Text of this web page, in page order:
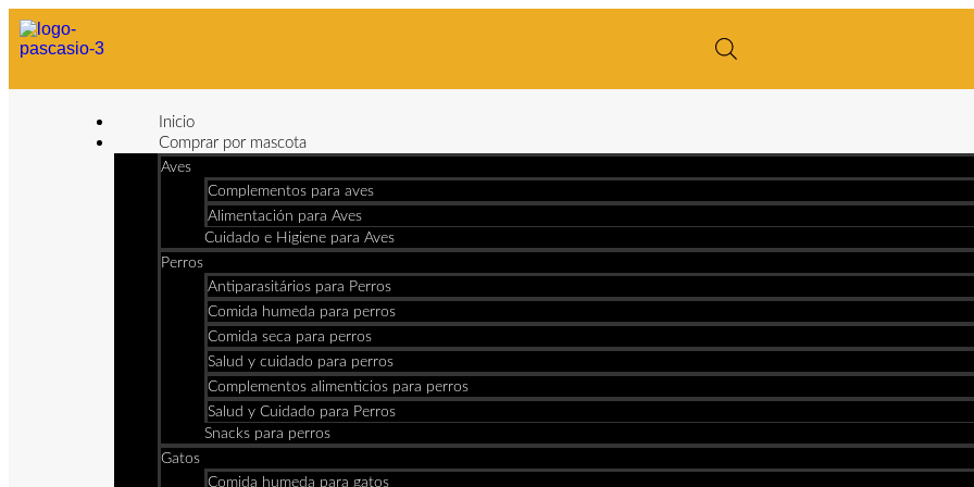
Inicio
Comprar por mascota
Aves
Complementos para aves
Alimentación para Aves
Cuidado e Higiene para Aves
Perros
Antiparasitários para Perros
Comida humeda para perros
Comida seca para perros
Salud y cuidado para perros
Complementos alimenticios para perros
Salud y Cuidado para Perros
Snacks para perros
Gatos
Comida humeda para gatos